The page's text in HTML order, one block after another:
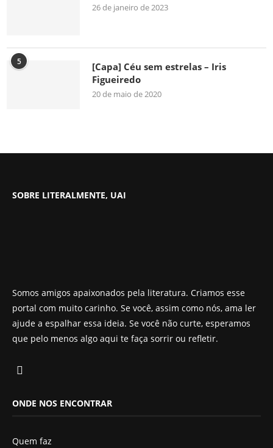
26 de janeiro de 2023
5
[Capa] Céu sem estrelas – Iris
Figueiredo
20 de maio de 2020
SOBRE LITERALMENTE, UAI
Somos amigos apaixonados pela literatura. Criamos esse
portal com muito carinho. Se você, assim como nós, ama ler
ajude a espalhar essa ideia. Se você não curte, esperamos
que pelo menos algo aqui te faça sorrir ou refletir.
ONDE NOS ENCONTRAR
Quem faz